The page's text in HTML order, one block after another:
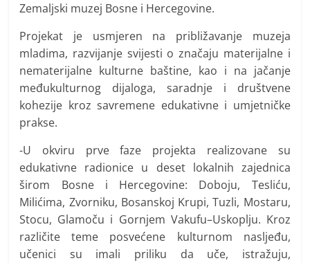
Zemaljski muzej Bosne i Hercegovine.
Projekat je usmjeren na približavanje muzeja
mladima, razvijanje svijesti o značaju materijalne i
nematerijalne kulturne baštine, kao i na jačanje
međukulturnog dijaloga, saradnje i društvene
kohezije kroz savremene edukativne i umjetničke
prakse.
-U okviru prve faze projekta realizovane su
edukativne radionice u deset lokalnih zajednica
širom Bosne i Hercegovine: Doboju, Tesliću,
Milićima, Zvorniku, Bosanskoj Krupi, Tuzli, Mostaru,
Stocu, Glamoču i Gornjem Vakufu–Uskoplju. Kroz
različite teme posvećene kulturnom nasljeđu,
učenici su imali priliku da uče, istražuju,